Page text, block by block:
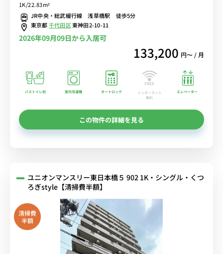
め♪■都営新宿線「馬喰横山駅」徒歩3分/「浅草橋駅」「秋葉原駅」
「馬喰町駅」も徒歩圏内でアクセス可能■選べるWi-Fi格安レンタル
中！
1K/22.83m²
JR中央・総武緩行線 浅草橋駅 徒歩5分
東京都千代田区東神田2-10-11
2026年09月09日から入居可
133,200 円〜 / 月
バストイレ別 室内洗濯機 オートロック
インターネット
無料
エレベーター
この物件の詳細を見る
ユニオンマンスリー東日本橋５ 902 1K・シングル・くつ
ろぎstyle【清掃費半額】
清掃費
半額